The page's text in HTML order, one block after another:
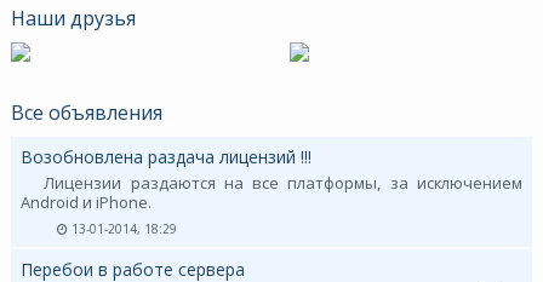
Наши друзья
Все объявления
Возобновлена раздача лицензий !!!
Лицензии раздаются на все платформы, за исключением
Android и iPhone.
13-01-2014, 18:29
Перебои в работе сервера